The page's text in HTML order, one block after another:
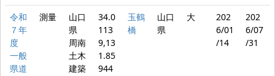
令和
７年
度
一般
県道
測量
山口
県
周南
土木
建築
34.0
113
9,13
1.85
944
玉鶴
橋
山口
県
大
202
6/01
/14
202
6/07
/31